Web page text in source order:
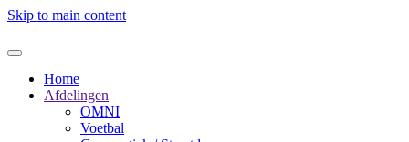
Skip to main content
Home
Afdelingen
OMNI
Voetbal